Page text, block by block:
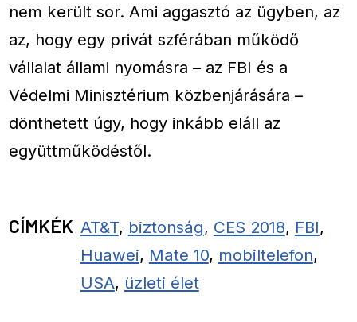
nem került sor. Ami aggasztó az ügyben, az
az, hogy egy privát szférában működő
vállalat állami nyomásra – az FBI és a
Védelmi Minisztérium közbenjárására –
dönthetett úgy, hogy inkább eláll az
együttműködéstől.
CÍMKÉK AT&T, biztonság, CES 2018, FBI,
Huawei, Mate 10, mobiltelefon,
USA, üzleti élet